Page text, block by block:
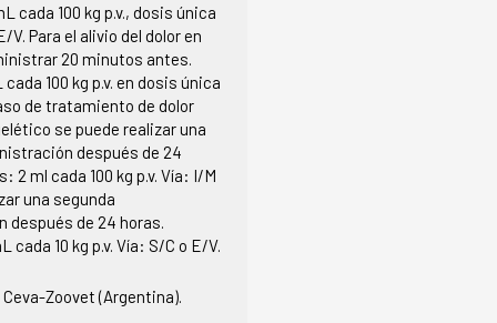
cada 100 kg p.v., dosis única
V. Para el alivio del dolor en
20 minutos antes.
100 kg p.v. en dosis única
de tratamiento de dolor
se puede realizar una
después de 24
2 ml cada 100 kg p.v. Vía: I/M
una segunda
después de 24 horas.
cada 10 kg p.v. Vía: S/C o E/V.
Zoovet (Argentina).